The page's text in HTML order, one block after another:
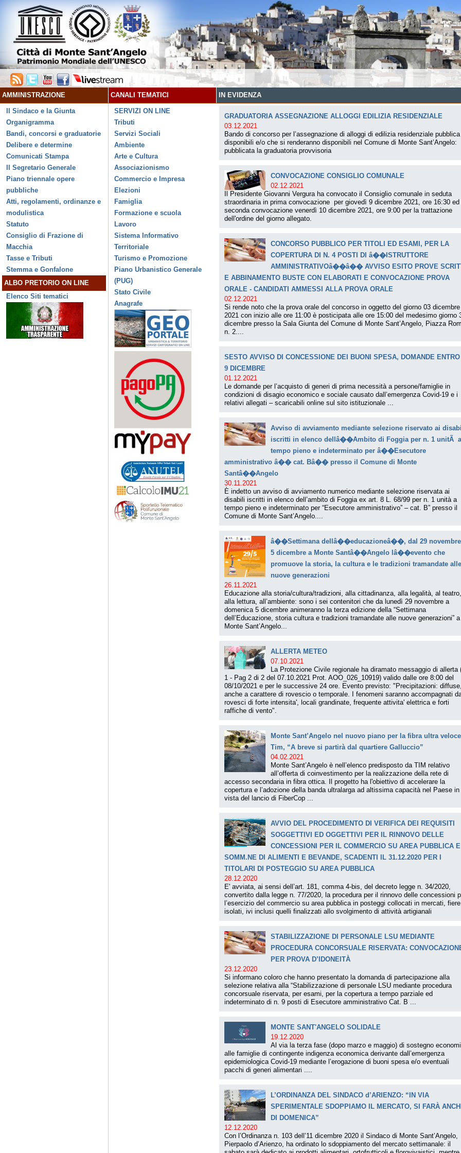
AMMINISTRAZIONE CANALI TEMATICI IN EVIDENZA
Il Sindaco e la Giunta
Organigramma
Bandi, concorsi e graduatorie
Delibere e determine
Comunicati Stampa
Il Segretario Generale
Piano triennale opere
pubbliche
Atti, regolamenti, ordinanze e
modulistica
Statuto
Consiglio di Frazione di
Macchia
Tasse e Tributi
Stemma e Gonfalone
ALBO PRETORIO ON LINE
Elenco Siti tematici
SERVIZI ON LINE
Tributi
Servizi Sociali
Ambiente
Arte e Cultura
Associazionismo
Commercio e Impresa
Elezioni
Famiglia
Formazione e scuola
Lavoro
Sistema Informativo
Territoriale
Turismo e Promozione
Piano Urbanistico Generale
(PUG)
Stato Civile
Anagrafe
GRADUATORIA ASSEGNAZIONE ALLOGGI EDILIZIA RESIDENZIALE
03.12.2021
Bando di concorso per l’assegnazione di alloggi di edilizia residenziale pubblica
disponibili e/o che si renderanno disponibili nel Comune di Monte Sant’Angelo:
pubblicata la graduatoria provvisoria
CONVOCAZIONE CONSIGLIO COMUNALE
02.12.2021
Il Presidente Giovanni Vergura ha convocato il Consiglio comunale in seduta
straordinaria in prima convocazione per giovedì 9 dicembre 2021, ore 16:30 ed
seconda convocazione venerdì 10 dicembre 2021, ore 9:00 per la trattazione
dell'ordine del giorno allegato.
CONCORSO PUBBLICO PER TITOLI ED ESAMI, PER LA
COPERTURA DI N. 4 POSTI DI â��ISTRUTTORE
AMMINISTRATIVOâ��â�� AVVISO ESITO PROVE
E ABBINAMENTO BUSTE CON ELABORATI E CONVOCAZIONE PROVA
ORALE - CANDIDATI AMMESSI ALLA PROVA ORALE
02.12.2021
Si rende noto che la prova orale del concorso in oggetto del giorno 03 dicembre
2021 con inizio alle ore 11:00 è posticipata alle ore 15:00 del medesimo giorno
dicembre presso la Sala Giunta del Comune di Monte Sant’Angelo, Piazza
n. 2....
SESTO AVVISO DI CONCESSIONE DEI BUONI SPESA, DOMANDE
9 DICEMBRE
01.12.2021
Le domande per l’acquisto di generi di prima necessità a persone/famiglie in
condizioni di disagio economico e sociale causato dall’emergenza Covid-19 e i
relativi allegati – scaricabili online sul sito istituzionale ...
Avviso di avviamento mediante selezione riservato ai
iscritti in elenco dellâ��Ambito di Foggia per n. 1 unitÃ a
tempo pieno e indeterminato per â��Esecutore
amministrativo â�� cat. Bâ�� presso il Comune di Monte
Santâ��Angelo
30.11.2021
È indetto un avviso di avviamento numerico mediante selezione riservata ai
disabili iscritti in elenco dell’ambito di Foggia ex art. 8 L. 68/99 per n. 1 unità a
tempo pieno e indeterminato per “Esecutore amministrativo” – cat. B” presso il
Comune di Monte Sant’Angelo....
â��Settimana dellâ��educazioneâ��, dal 29 novembre
5 dicembre a Monte Santâ��Angelo lâ��evento che
promuove la storia, la cultura e le tradizioni tramandate alle
nuove generazioni
26.11.2021
Educazione alla storia/cultura/tradizioni, alla cittadinanza, alla legalità, al teatro,
alla lettura, all’ambiente: sono i sei contenitori che da lunedì 29 novembre a
domenica 5 dicembre animeranno la terza edizione della “Settimana
dell’Educazione, storia cultura e tradizioni tramandate alle nuove generazioni” a
Monte Sant’Angelo...
ALLERTA METEO
07.10.2021
La Protezione Civile regionale ha diramato messaggio di allerta
1 - Pag 2 di 2 del 07.10.2021 Prot. AOO_026_10919) valido dalle ore 8:00 del
08/10/2021 e per le successive 24 ore. Evento previsto: "Precipitazioni: diffuse,
anche a carattere di rovescio o temporale. I fenomeni saranno accompagnati
rovesci di forte intensita', locali grandinate, frequente attivita' elettrica e forti
raffiche di vento".
Monte Sant’Angelo nel nuovo piano per la fibra ultra
Tim, “A breve si partirà dal quartiere Galluccio”
04.02.2021
Monte Sant’Angelo è nell’elenco predisposto da TIM relativo
all’offerta di coinvestimento per la realizzazione della rete di
accesso secondaria in fibra ottica. Il progetto ha l'obiettivo di accelerare la
copertura e l’adozione della banda ultralarga ad altissima capacità nel Paese in
vista del lancio di FiberCop ...
AVVIO DEL PROCEDIMENTO DI VERIFICA DEI REQUISITI
SOGGETTIVI ED OGGETTIVI PER IL RINNOVO DELLE
CONCESSIONI PER IL COMMERCIO SU AREA PUBBLICA E
SOMM.NE DI ALIMENTI E BEVANDE, SCADENTI IL 31.12.2020 PER I
TITOLARI DI POSTEGGIO SU AREA PUBBLICA
28.12.2020
E' avviata, ai sensi dell’art. 181, comma 4-bis, del decreto legge n. 34/2020,
convertito dalla legge n. 77/2020, la procedura per il rinnovo delle concessioni
l’esercizio del commercio su area pubblica in posteggi collocati in mercati,
isolati, ivi inclusi quelli finalizzati allo svolgimento di attività artigianali
STABILIZZAZIONE DI PERSONALE LSU MEDIANTE
PROCEDURA CONCORSUALE RISERVATA:
PER PROVA D’IDONEITÀ
23.12.2020
Si informano coloro che hanno presentato la domanda di partecipazione alla
selezione relativa alla “Stabilizzazione di personale LSU mediante procedura
concorsuale riservata, per esami, per la copertura a tempo parziale ed
indeterminato di n. 9 posti di Esecutore amministrativo Cat. B ...
MONTE SANT'ANGELO SOLIDALE
19.12.2020
Al via la terza fase (dopo marzo e maggio) di sostegno
alle famiglie di contingente indigenza economica derivante dall’emergenza
epidemiologica Covid-19 mediante l’erogazione di buoni spesa e/o eventuali
pacchi di generi alimentari ....
L’ORDINANZA DEL SINDACO d’ARIENZO: “IN VIA
SPERIMENTALE SDOPPIAMO IL MERCATO, SI FARÀ
DI DOMENICA”
12.12.2020
Con l’Ordinanza n. 103 dell’11 dicembre 2020 il Sindaco di Monte Sant’Angelo,
Pierpaolo d’Arienzo, ha ordinato lo sdoppiamento del mercato settimanale: il